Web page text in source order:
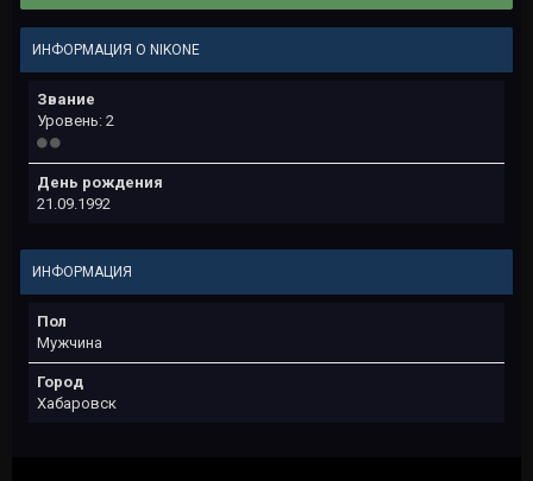
ИНФОРМАЦИЯ О NIKONE
Звание
Уровень: 2
День рождения
21.09.1992
ИНФОРМАЦИЯ
Пол
Мужчина
Город
Хабаровск